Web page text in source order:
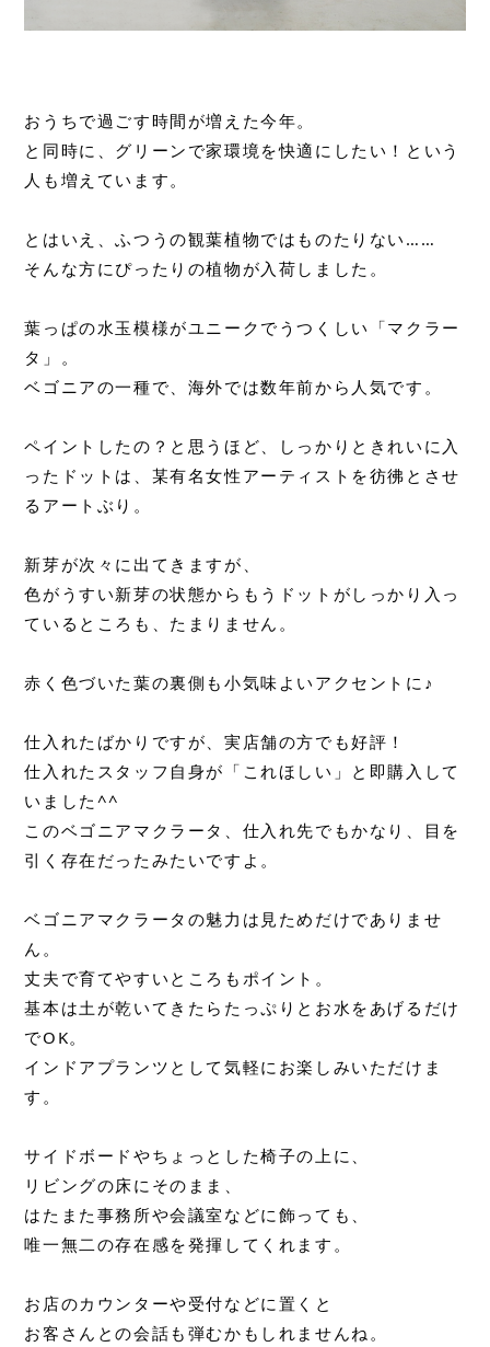
おうちで過ごす時間が増えた今年。
と同時に、グリーンで家環境を快適にしたい！という
人も増えています。
とはいえ、ふつうの観葉植物ではものたりない……
そんな方にぴったりの植物が入荷しました。
葉っぱの水玉模様がユニークでうつくしい「マクラー
タ」。
ベゴニアの一種で、海外では数年前から人気です。
ペイントしたの？と思うほど、しっかりときれいに入
ったドットは、某有名女性アーティストを彷彿とさせ
るアートぶり。
新芽が次々に出てきますが、
色がうすい新芽の状態からもうドットがしっかり入っ
ているところも、たまりません。
赤く色づいた葉の裏側も小気味よいアクセントに♪
仕入れたばかりですが、実店舗の方でも好評！
仕入れたスタッフ自身が「これほしい」と即購入して
いました^^
このベゴニアマクラータ、仕入れ先でもかなり、目を
引く存在だったみたいですよ。
ベゴニアマクラータの魅力は見ためだけでありませ
ん。
丈夫で育てやすいところもポイント。
基本は土が乾いてきたらたっぷりとお水をあげるだけ
でOK。
インドアプランツとして気軽にお楽しみいただけま
す。
サイドボードやちょっとした椅子の上に、
リビングの床にそのまま、
はたまた事務所や会議室などに飾っても、
唯一無二の存在感を発揮してくれます。
お店のカウンターや受付などに置くと
お客さんとの会話も弾むかもしれませんね。